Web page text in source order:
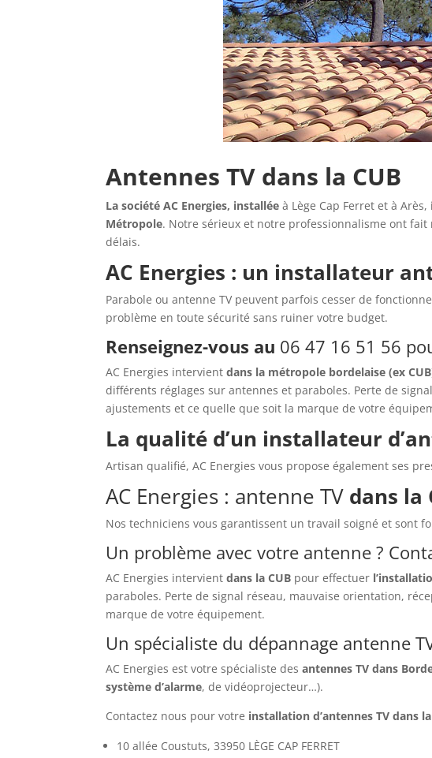
Antennes TV dans la CUB
La société AC Energies, installée à Lège Cap Ferret et à
Métropole. Notre sérieux et notre professionnalisme ont
délais.
AC Energies : un installateur
Parabole ou antenne TV peuvent parfois cesser de
problème en toute sécurité sans ruiner votre budget.
Renseignez-vous au 06 47 16 51 56
AC Energies intervientdans la métropole bordelaise (ex
différents réglages sur antennes et paraboles. Perte de
ajustements et ce quelle que soit la marque de votre
La qualité d’un installateur
Artisan qualifié, AC Energies vous propose également ses
AC Energies : antenne TV dans la
Nos techniciens vous garantissent un travail soigné et sont
Un problème avec votre antenne ?
AC Energies intervientdans la CUB pour effectuer
paraboles. Perte de signal réseau, mauvaise orientation,
marque de votre équipement.
Un spécialiste du dépannage antenne
AC Energies est votre spécialiste desantennes TV dans
système d’alarme, de vidéoprojecteur…).
Contactez nous pour votre installation d’antennes TV dans
10 allée Coustuts, 33950 LÈGE CAP FERRET